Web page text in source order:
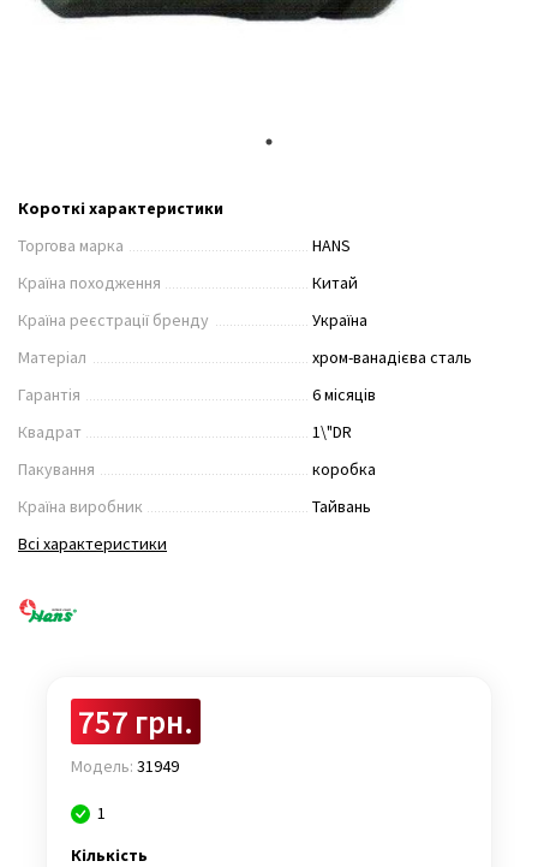
Короткі характеристики
Торгова марка
HANS
Країна походження
Китай
Країна реєстрації бренду
Україна
Матеріал
хром-ванадієва сталь
Гарантія
6 місяців
Квадрат
1\"DR
Пакування
коробка
Країна виробник
Тайвань
Всі характеристики
757 грн.
Модель: 31949
1
Кількість